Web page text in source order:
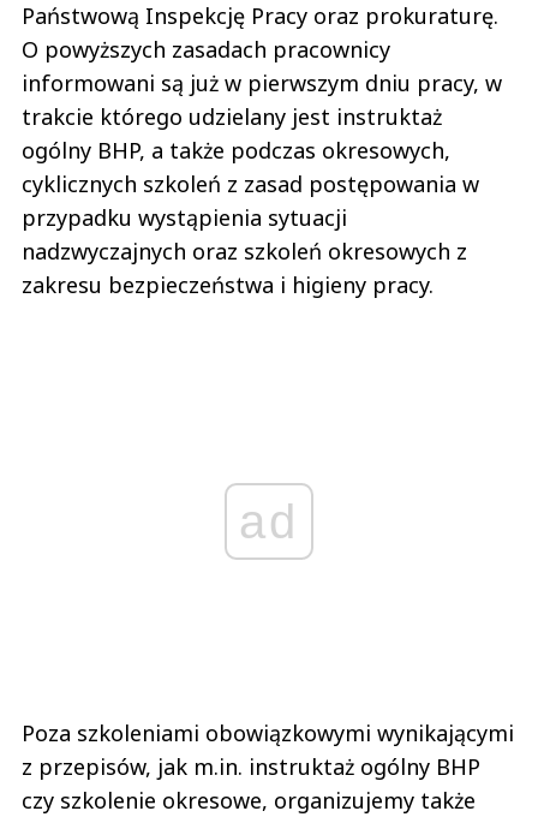
Państwową Inspekcję Pracy oraz prokuraturę.
O powyższych zasadach pracownicy
informowani są już w pierwszym dniu pracy, w
trakcie którego udzielany jest instruktaż
ogólny BHP, a także podczas okresowych,
cyklicznych szkoleń z zasad postępowania w
przypadku wystąpienia sytuacji
nadzwyczajnych oraz szkoleń okresowych z
zakresu bezpieczeństwa i higieny pracy.
ad
Poza szkoleniami obowiązkowymi wynikającymi
z przepisów, jak m.in. instruktaż ogólny BHP
czy szkolenie okresowe, organizujemy także